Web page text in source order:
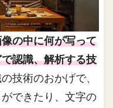
の中に何が写って
認識、解析する技
技術のおかげで、
できたり、文字の